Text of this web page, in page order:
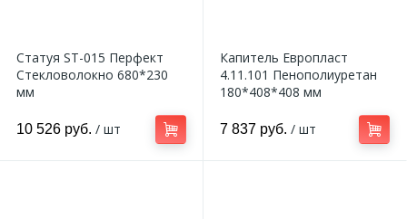
Статуя ST-015 Перфект
Стекловолокно 680*230
мм
10 526 руб. / шт
Капитель Европласт
4.11.101 Пенополиуретан
180*408*408 мм
7 837 руб. / шт